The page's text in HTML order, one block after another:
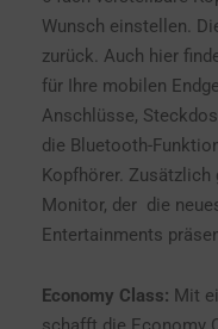
Wunsch einstellen.
zurück. Auch hier
für Ihre mobilen
Anschlüsse,
die Bluetooth-
Kopfhörer. Zusätzlich
Monitor, der die
Entertainments
Economy Class: Mit